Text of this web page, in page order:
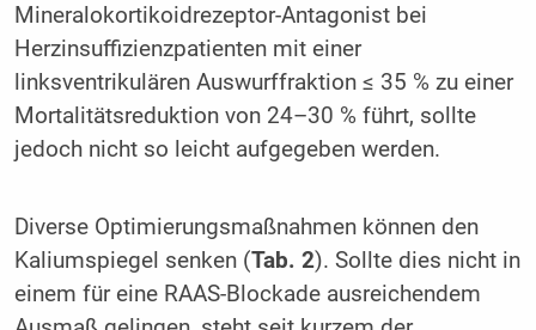
Mineralo­kortikoidrezeptor-Antagonist bei
Herzinsuffizienzpatienten mit einer
linksventrikulären Auswurffraktion ≤ 35 % zu einer
Mortalitätsreduktion von 24–30 % führt, sollte
jedoch nicht so leicht aufgegeben werden.
Diverse Optimierungsmaßnahmen können den
Kaliumspie­gel senken (Tab. 2). Sollte dies nicht in
einem für eine RAAS-Blockade ausreichendem